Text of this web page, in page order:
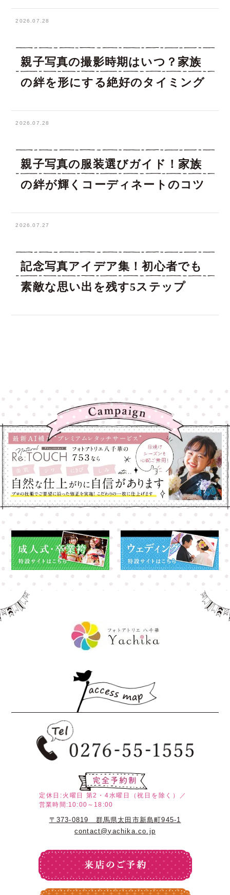
2026.07.28
親子写真の撮影時期はいつ？家族
の絆を形にする絶好のタイミング
2026.07.28
親子写真の服装選びガイド！家族
の絆が輝くコーディネートのコツ
2026.07.27
記念写真アイデア集！初心者でも
素敵な思い出を残す5ステップ
定休日:火曜日
第2・4水曜日（祝日を除く）／
営業時間:10:00～18:00
〒373-0819 群馬県太田市新島町945-1
contact@yachika.co.jp